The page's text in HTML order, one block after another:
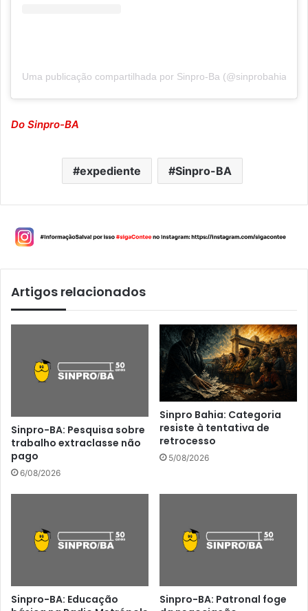
Uma publicação compartilhada por Sinpro-Ba (@sinprobahia)
Do Sinpro-BA
expediente Sinpro-BA
Artigos relacionados
Sinpro-BA: Pesquisa sobre
trabalho extraclasse não
pago
6/08/2026
Sinpro Bahia: Categoria
resiste à tentativa de
retrocesso
5/08/2026
Sinpro-BA: Educação
Sinpro-BA: Patronal foge